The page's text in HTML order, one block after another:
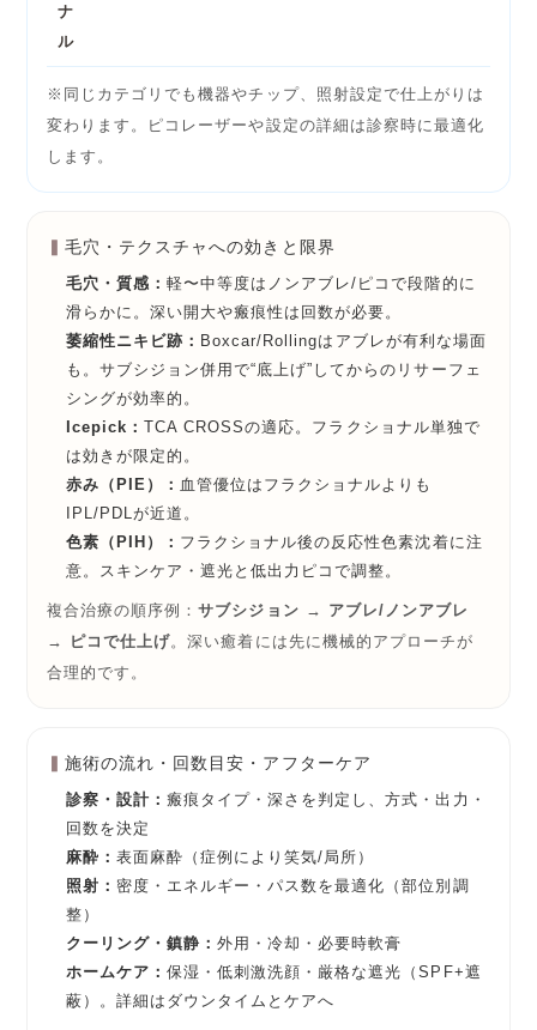
ナ
ル
※同じカテゴリでも機器やチップ、照射設定で仕上がりは
変わります。
ピコレーザーや設定の詳細は診察時に最適化
します。
毛穴・テクスチャへの効きと限界
毛穴・質感： 軽〜中等度はノンアブレ/ピコで段階的に
滑らかに。深い開大や瘢痕性は回数が必要。
萎縮性ニキビ跡： Boxcar/Rollingはアブレが有利な場面
も。 サブシジョン併用で“底上げ”してからのリサーフェ
シングが効率的。
Icepick： TCA CROSSの適応。フラクショナル単独で
は効きが限定的。
赤み（PIE）： 血管優位はフラクショナルよりも
IPL/PDLが近道。
色素（PIH）： フラクショナル後の反応性色素沈着に注
意。スキンケア・遮光と低出力ピコで調整。
複合治療の順序例：サブシジョン → アブレ/ノンアブレ
→ ピコで仕上げ。深い癒着には先に機械的アプローチが
合理的です。
施術の流れ・回数目安・アフターケア
診察・設計： 瘢痕タイプ・深さを判定し、方式・出力・
回数を決定
麻酔： 表面麻酔（症例により笑気/局所）
照射： 密度・エネルギー・パス数を最適化（部位別調
整）
クーリング・鎮静： 外用・冷却・必要時軟膏
ホームケア： 保湿・低刺激洗顔・厳格な遮光（SPF+遮
蔽）。詳細は ダウンタイムとケアへ